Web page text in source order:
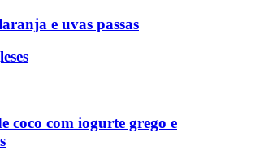
e uvas passas
coco com iogurte grego e